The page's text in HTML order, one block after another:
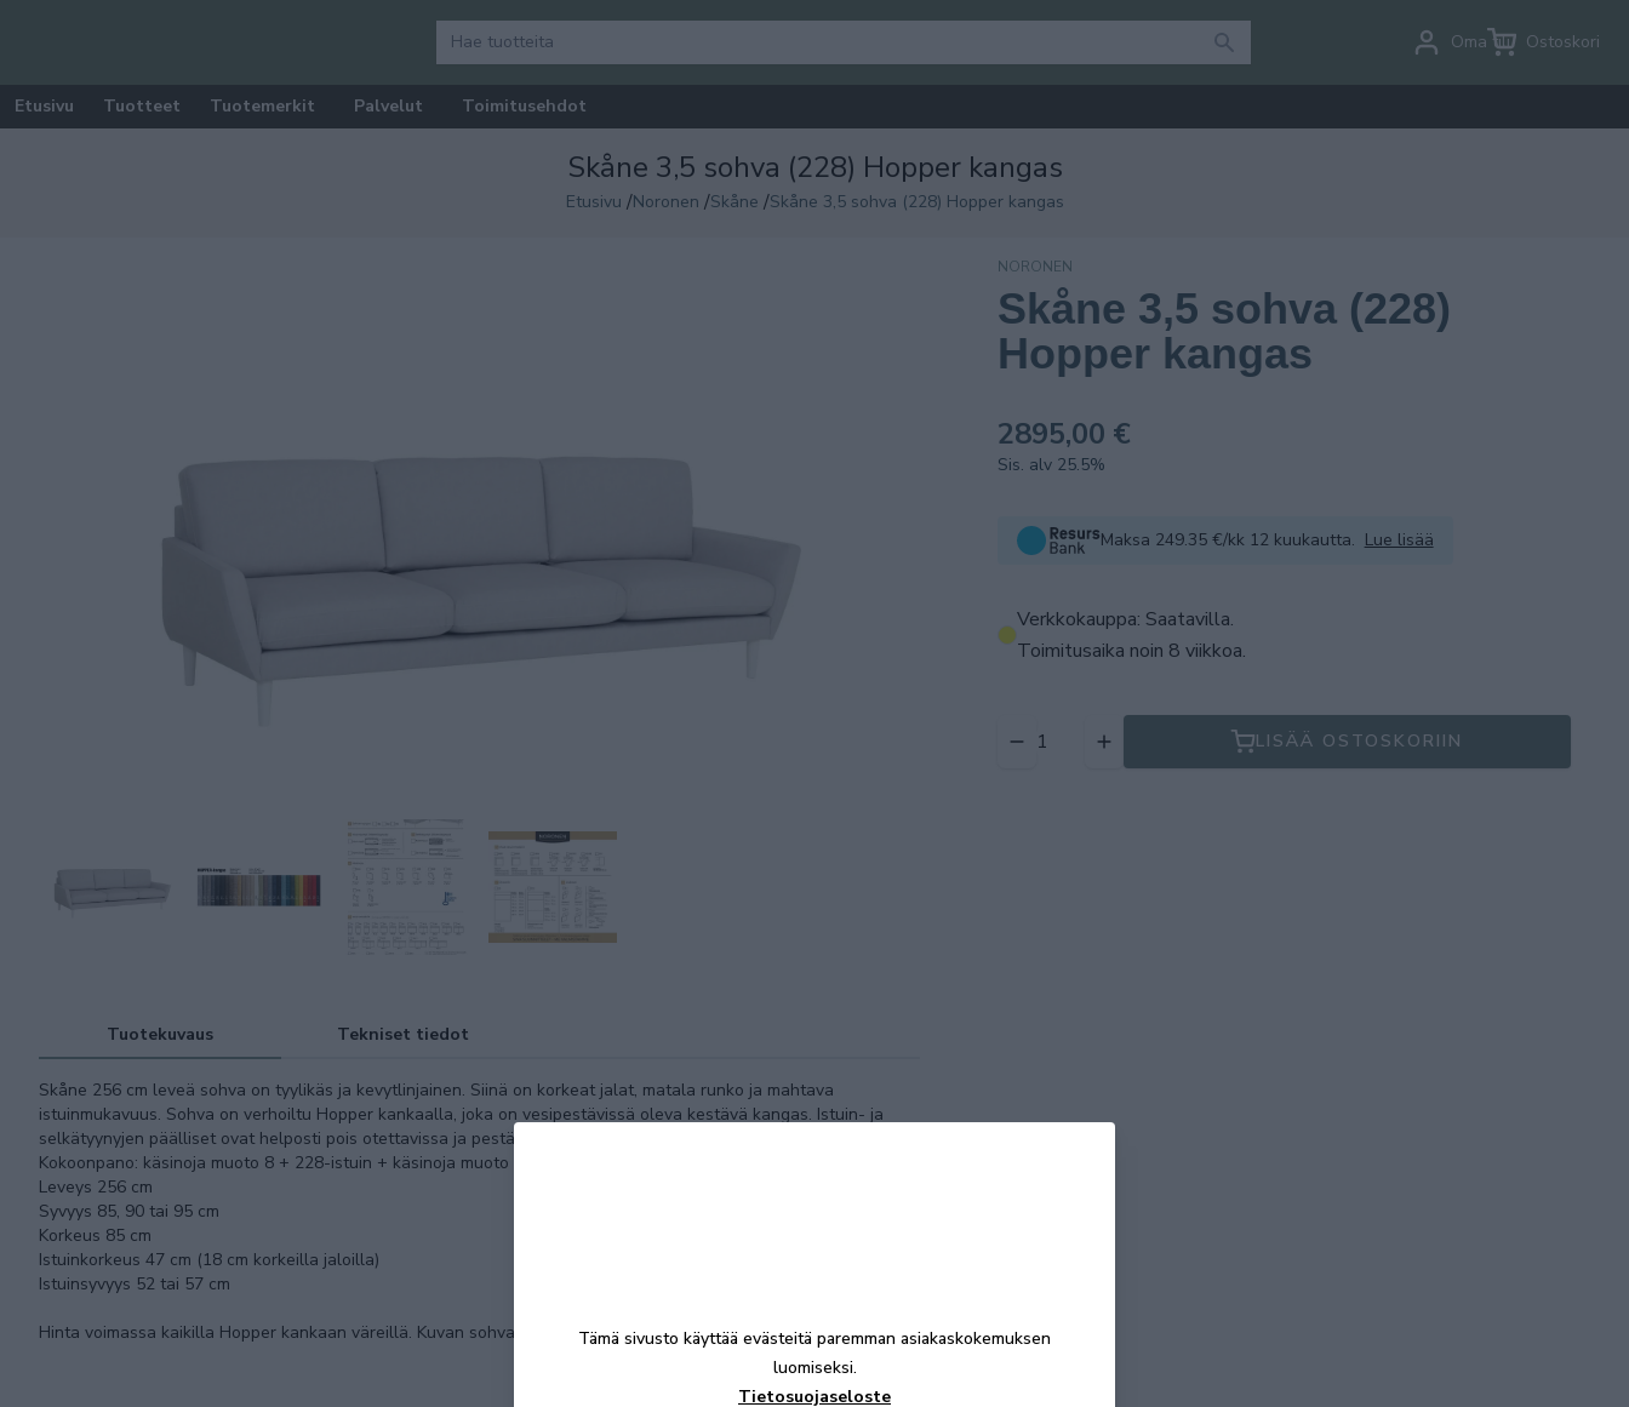
Oma tili Ostoskori
Etusivu Tuotteet Tuotemerkit Palvelut Toimitusehdot
Skåne 3,5 sohva (228) Hopper kangas
Etusivu /Noronen /Skåne /Skåne 3,5 sohva (228) Hopper kangas
Tuotekuvaus Tekniset tiedot
Skåne 256 cm leveä sohva on tyylikäs ja kevytlinjainen. Siinä on korkeat jalat, matala runko ja mahtava
istuinmukavuus. Sohva on verhoiltu Hopper kankaalla, joka on vesipestävissä oleva kestävä kangas. Istuin- ja
selkätyynyjen päälliset ovat helposti pois otettavissa ja pestävissä. Rungon osalta sohva on kiintoverhoiltu.
Kokoonpano: käsinoja muoto 8 + 228-istuin + käsinoja muoto 8
Leveys 256 cm
Syvyys 85, 90 tai 95 cm
Korkeus 85 cm
Istuinkorkeus 47 cm (18 cm korkeilla jaloilla)
Istuinsyvyys 52 tai 57 cm
Hinta voimassa kaikilla Hopper kankaan väreillä. Kuvan sohva ei ole Hopper kankaalla verhoiltu.
NORONEN
Skåne 3,5 sohva (228)
Hopper kangas
2895,00 €
Sis. alv 25.5%
Maksa 249.35 €/kk 12 kuukautta. Lue lisää
Verkkokauppa: Saatavilla.
Toimitusaika noin 8 viikkoa.
LISÄÄ OSTOSKORIIN
Tämä sivusto käyttää evästeitä paremman asiakaskokemuksen
luomiseksi.
Tietosuojaseloste